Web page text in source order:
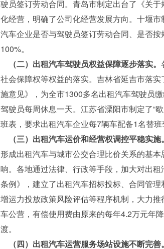
驶员签订劳动合同。青岛市制定出台了《关
化经营，明确了公司化经营发展方向。十堰
汽车企业是否与驾驶员签订劳动合同、是否
100%。
（二）出租汽车驾驶员权益保障逐步落实。
社会保障权等权益的落实。吉林省延吉市落
施意见》，为全市1300多名出租汽车驾驶员
驾驶员每周休息一天。江苏省溧阳市制定了“
班表，要求出租汽车企业每7辆车配备1名替
（三）出租汽车运价和经营权调控平稳实施。
形成出租汽车与城市公交合理比价关系的基
响。各地通过法律、行政等手段，加大对出
条例》，建立了出租汽车招标投标、合同管
增运力投放政策风险评估等程序机制，大力
车公营，有偿使用费由原来的每年4.2万元年
渡。
（四）出租汽车运营服务场站设施不断完善。